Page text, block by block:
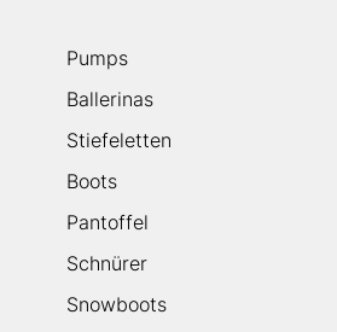
Pumps
Ballerinas
Stiefeletten
Boots
Pantoffel
Schnürer
Snowboots